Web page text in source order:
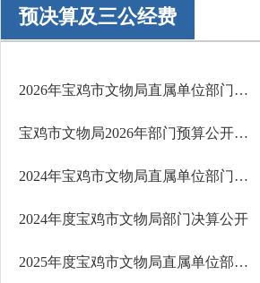
预决算及三公经费
2026年宝鸡市文物局直属单位部门预算公开
宝鸡市文物局2026年部门预算公开说明
2024年宝鸡市文物局直属单位部门决算公开
2024年度宝鸡市文物局部门决算公开
2025年度宝鸡市文物局直属单位部门预算公开